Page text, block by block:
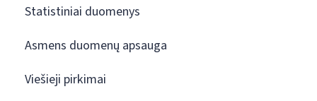
Statistiniai duomenys
Asmens duomenų apsauga
Viešieji pirkimai